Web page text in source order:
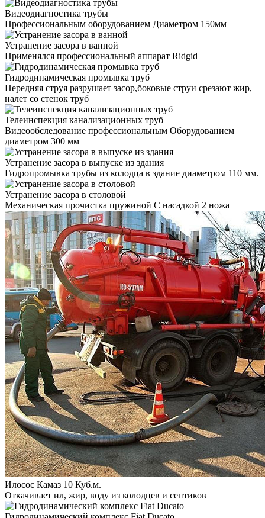
Видеодиагностика трубы
Профессиональным оборудованием Диаметром 150мм
Устранение засора в ванной
Применялся профессиональный аппарат Ridgid
Гидродинамическая промывка труб
Передняя струя разрушает засор,боковые струи срезают жир,
налет со стенок труб
Телеинспекция канализационных труб
Видеообследование профессиональным Оборудованием
диаметром 300 мм
Устранение засора в выпуске из здания
Гидропромывка трубы из колодца в здание диаметром 110 мм.
Устранение засора в столовой
Механическая прочистка пружиной С насадкой 2 ножа
Илосос Камаз 10 Куб.м.
Откачивает ил, жир, воду из колодцев и септиков